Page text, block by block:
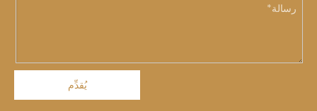
يُقدِّم